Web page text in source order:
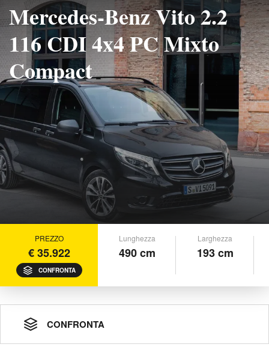
Mercedes-Benz Vito 2.2
116 CDI 4x4 PC Mixto
Compact
PREZZO
€ 35.922
CONFRONTA
Lunghezza
490 cm
Larghezza
193 cm
CONFRONTA